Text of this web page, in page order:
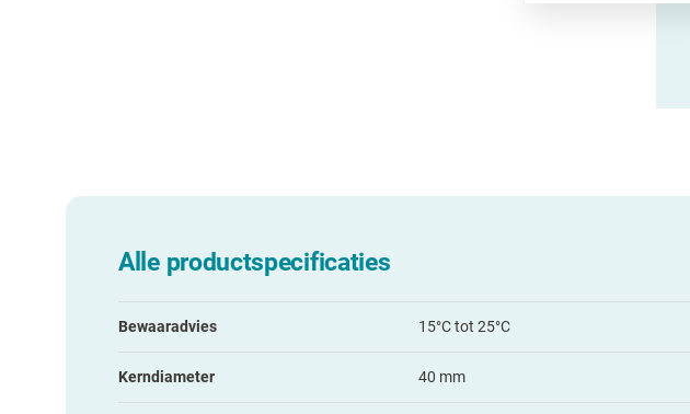
Alle productspecificaties
Bewaaradvies 15°C tot 25°C
Kerndiameter 40 mm